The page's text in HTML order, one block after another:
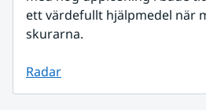
ett värdefullt hjälpmedel när
skurarna.
Radar